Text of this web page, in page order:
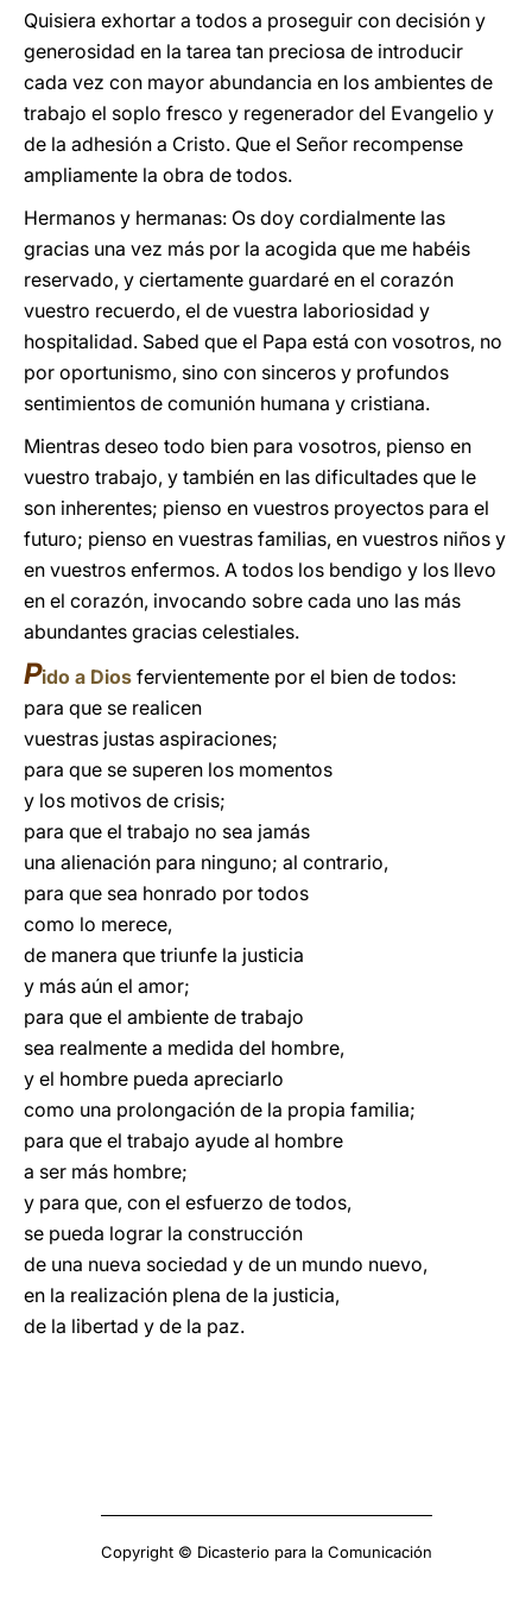
Quisiera exhortar a todos a proseguir con decisión y
generosidad en la tarea tan preciosa de introducir
cada vez con mayor abundancia en los ambientes de
trabajo el soplo fresco y regenerador del Evangelio y
de la adhesión a Cristo. Que el Señor recompense
ampliamente la obra de todos.
Hermanos y hermanas: Os doy cordialmente las
gracias una vez más por la acogida que me habéis
reservado, y ciertamente guardaré en el corazón
vuestro recuerdo, el de vuestra laboriosidad y
hospitalidad. Sabed que el Papa está con vosotros, no
por oportunismo, sino con sinceros y profundos
sentimientos de comunión humana y cristiana.
Mientras deseo todo bien para vosotros, pienso en
vuestro trabajo, y también en las dificultades que le
son inherentes; pienso en vuestros proyectos para el
futuro; pienso en vuestras familias, en vuestros niños y
en vuestros enfermos. A todos los bendigo y los llevo
en el corazón, invocando sobre cada uno las más
abundantes gracias celestiales.
Pido a Dios fervientemente por el bien de todos:
para que se realicen
vuestras justas aspiraciones;
para que se superen los momentos
y los motivos de crisis;
para que el trabajo no sea jamás
una alienación para ninguno; al contrario,
para que sea honrado por todos
como lo merece,
de manera que triunfe la justicia
y más aún el amor;
para que el ambiente de trabajo
sea realmente a medida del hombre,
y el hombre pueda apreciarlo
como una prolongación de la propia familia;
para que el trabajo ayude al hombre
a ser más hombre;
y para que, con el esfuerzo de todos,
se pueda lograr la construcción
de una nueva sociedad y de un mundo nuevo,
en la realización plena de la justicia,
de la libertad y de la paz.
Copyright © Dicasterio para la Comunicación